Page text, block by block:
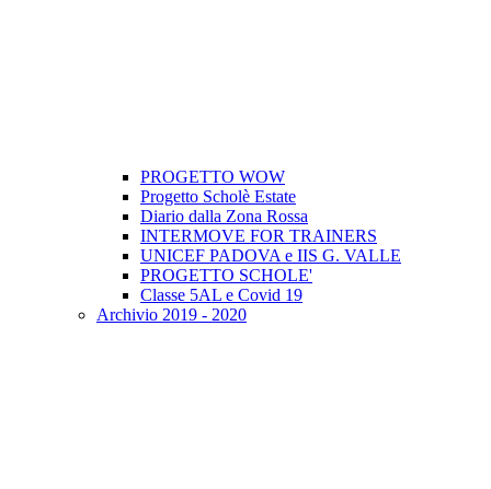
PROGETTO WOW
Progetto Scholè Estate
Diario dalla Zona Rossa
INTERMOVE FOR TRAINERS
UNICEF PADOVA e IIS G. VALLE
PROGETTO SCHOLE'
Classe 5AL e Covid 19
Archivio 2019 - 2020